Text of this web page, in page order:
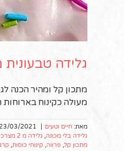
גלידה טבעונית מ-2
מעולה כקינוח
מאת: חיים וטעים 03/2021
גלידה בלי מכונה, גלידה מ 2 מצרכים
מתכון קל, פרווה, קינוחי כוסות,